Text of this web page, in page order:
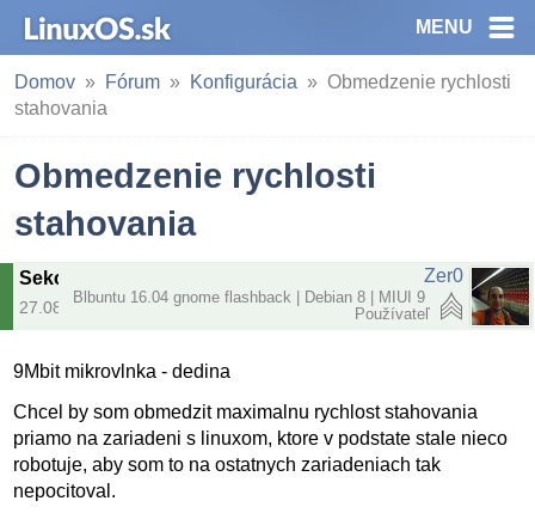
MENU
Domov Fórum Konfigurácia
Obmedzenie rychlosti
stahovania
Obmedzenie rychlosti
stahovania
Sekcia
27.08.2015 | 17:44
Zer0
Blbuntu 16.04 gnome flashback | Debian 8 | MIUI 9
Používateľ
9Mbit mikrovlnka - dedina
Chcel by som obmedzit maximalnu rychlost stahovania
priamo na zariadeni s linuxom, ktore v podstate stale nieco
robotuje, aby som to na ostatnych zariadeniach tak
nepocitoval.